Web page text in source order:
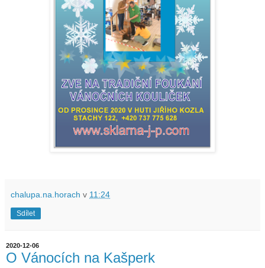
chalupa.na.horach v 11:24
Sdílet
2020-12-06
O Vánocích na Kašperk